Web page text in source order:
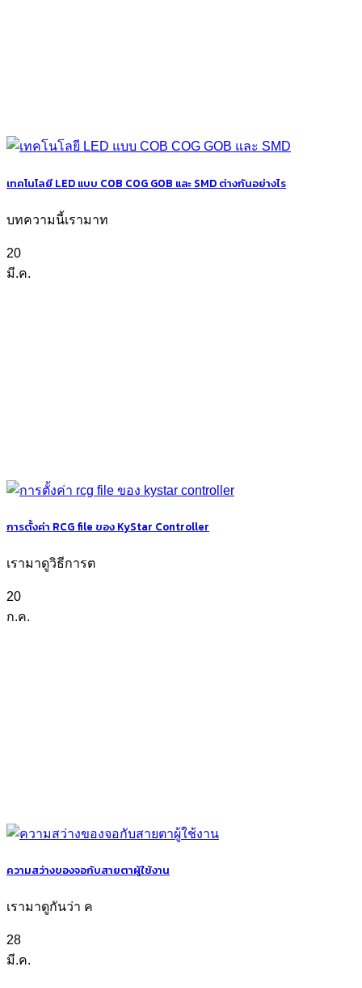
เทคโนโลยี LED แบบ COB COG GOB และ SMD ต่างกันอย่างไร
บทความนี้เรามาท
20
มี.ค.
การตั้งค่า RCG file ของ KyStar Controller
เรามาดูวิธีการต
20
ก.ค.
ความสว่างของจอกับสายตาผู้ใช้งาน
เรามาดูกันว่า ค
28
มี.ค.